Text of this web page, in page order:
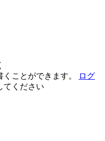
ことができます。
ログ
てください